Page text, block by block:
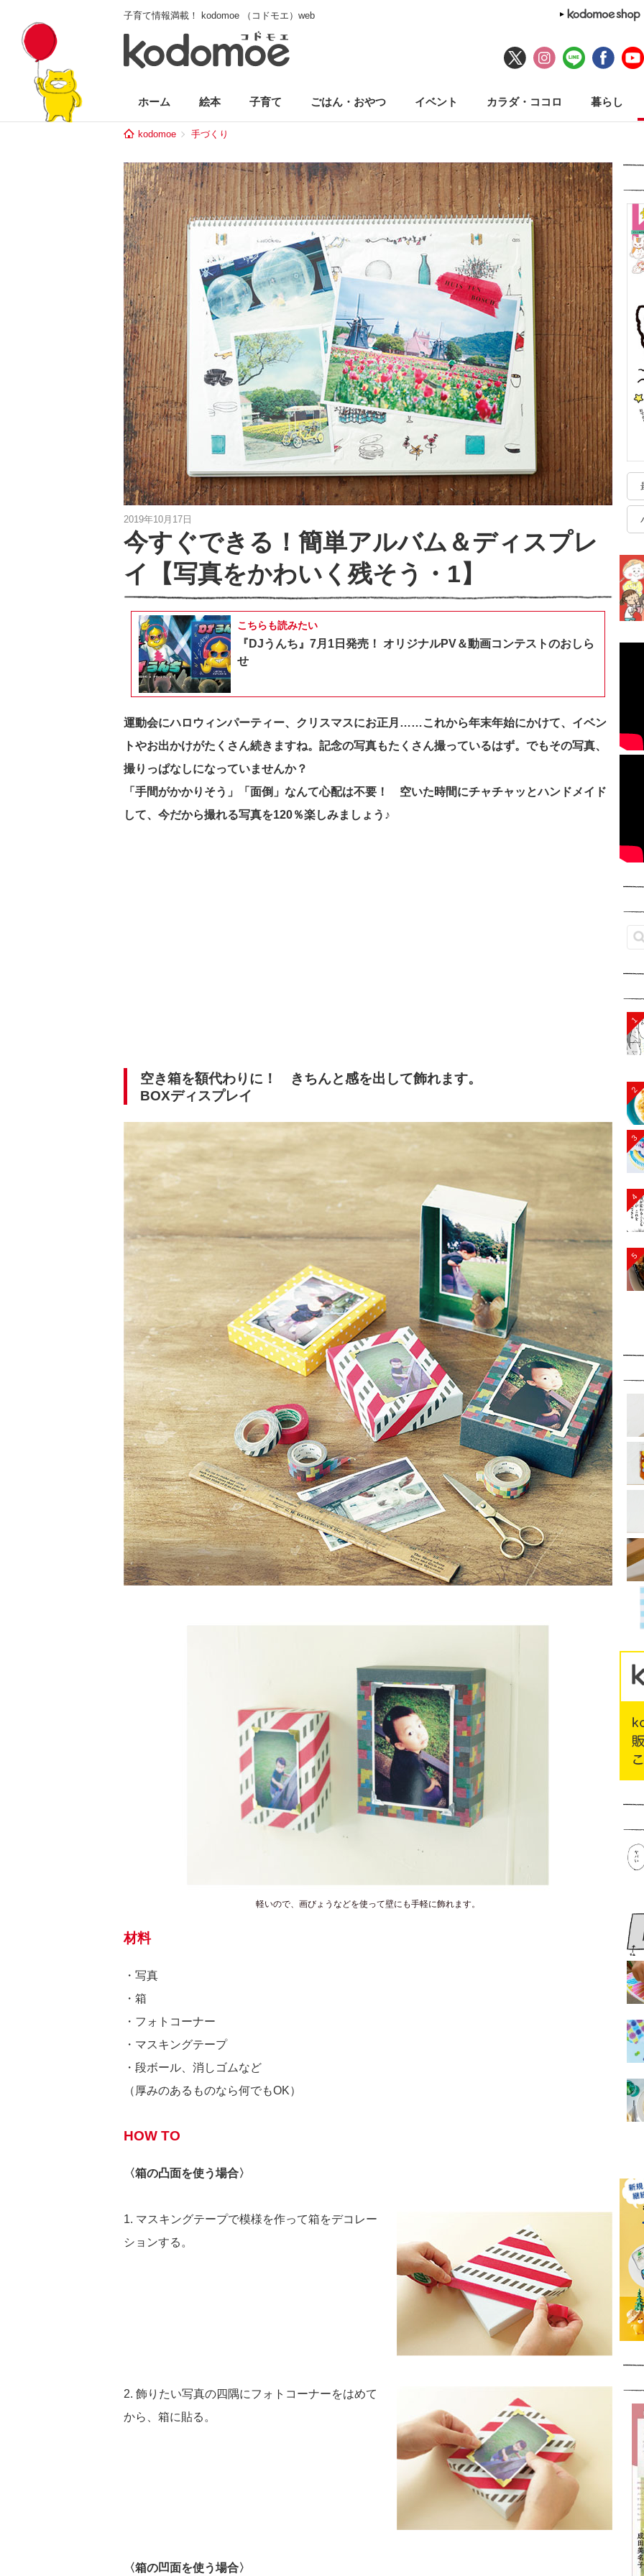
子育て情報満載！ kodomoe （コドモエ）web
ホーム 絵本 子育て ごはん・おやつ イベント カラダ・ココロ 暮らし
kodomoe 手づくり
2019年10月17日
今すぐできる！簡単アルバム＆ディスプレ
イ【写真をかわいく残そう・1】
こちらも読みたい
『DJうんち』7月1日発売！ オリジナルPV＆動画コンテストのおしら
せ
運動会にハロウィンパーティー、クリスマスにお正月……これから年末年始にかけて、イベン
トやお出かけがたくさん続きますね。記念の写真もたくさん撮っているはず。でもその写真、
撮りっぱなしになっていませんか？
「手間がかかりそう」「面倒」なんて心配は不要！ 空いた時間にチャチャッとハンドメイド
して、今だから撮れる写真を120％楽しみましょう♪
空き箱を額代わりに！ きちんと感を出して飾れます。
BOXディスプレイ
軽いので、画びょうなどを使って壁にも手軽に飾れます。
材料
・写真
・箱
・フォトコーナー
・マスキングテープ
・段ボール、消しゴムなど
（厚みのあるものなら何でもOK）
HOW TO
〈箱の凸面を使う場合〉
1. マスキングテープで模様を作って箱をデコレー
ションする。
2. 飾りたい写真の四隅にフォトコーナーをはめて
から、箱に貼る。
〈箱の凹面を使う場合〉
1
2
3
4
5